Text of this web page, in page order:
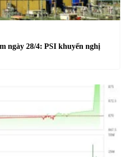
ngày 28/4: PSI khuyến nghị